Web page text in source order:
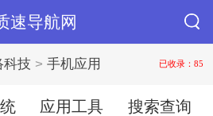
速导航网
科技 >手机应用 已收录：85
应用工具 搜索查询